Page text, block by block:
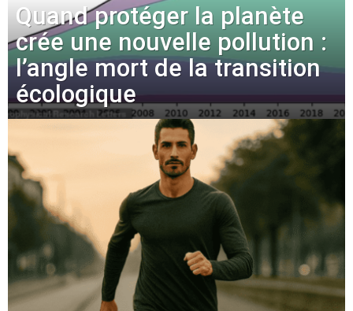
Quand protéger la planète
crée une nouvelle pollution :
l’angle mort de la transition
écologique